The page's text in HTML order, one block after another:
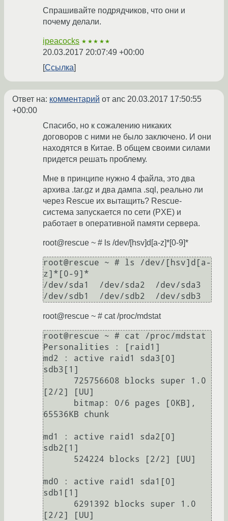
Спрашивайте подрядчиков, что они и
почему делали.
ipeacocks ★★★★★
20.03.2017 20:07:49 +00:00
Ссылка
Ответ на: комментарий от anc 20.03.2017 17:50:55
+00:00
Спасибо, но к сожалению никаких
договоров с ними не было заключено. И они
находятся в Китае. В общем своими силами
придется решать проблему.
Мне в принципе нужно 4 файла, это два
архива .tar.gz и два дампа .sql, реально ли
через Rescue их вытащить? Rescue-
система запускается по сети (PXE) и
работает в оперативной памяти сервера.
root@rescue ~ # ls /dev/[hsv]d[a-z]*[0-9]*
root@rescue ~ # ls /dev/[hsv]d[a-
z]*[0-9]*
/dev/sda1  /dev/sda2  /dev/sda3
root@rescue ~ # cat /proc/mdstat
root@rescue ~ # cat /proc/mdstat
Personalities : [raid1]
md2 : active raid1 sda3[0]
sdb3[1]
[2/2] [UU]
65536KB chunk
md1 : active raid1 sda2[0]
sdb2[1]
md0 : active raid1 sda1[0]
sdb1[1]
[2/2] [UU]